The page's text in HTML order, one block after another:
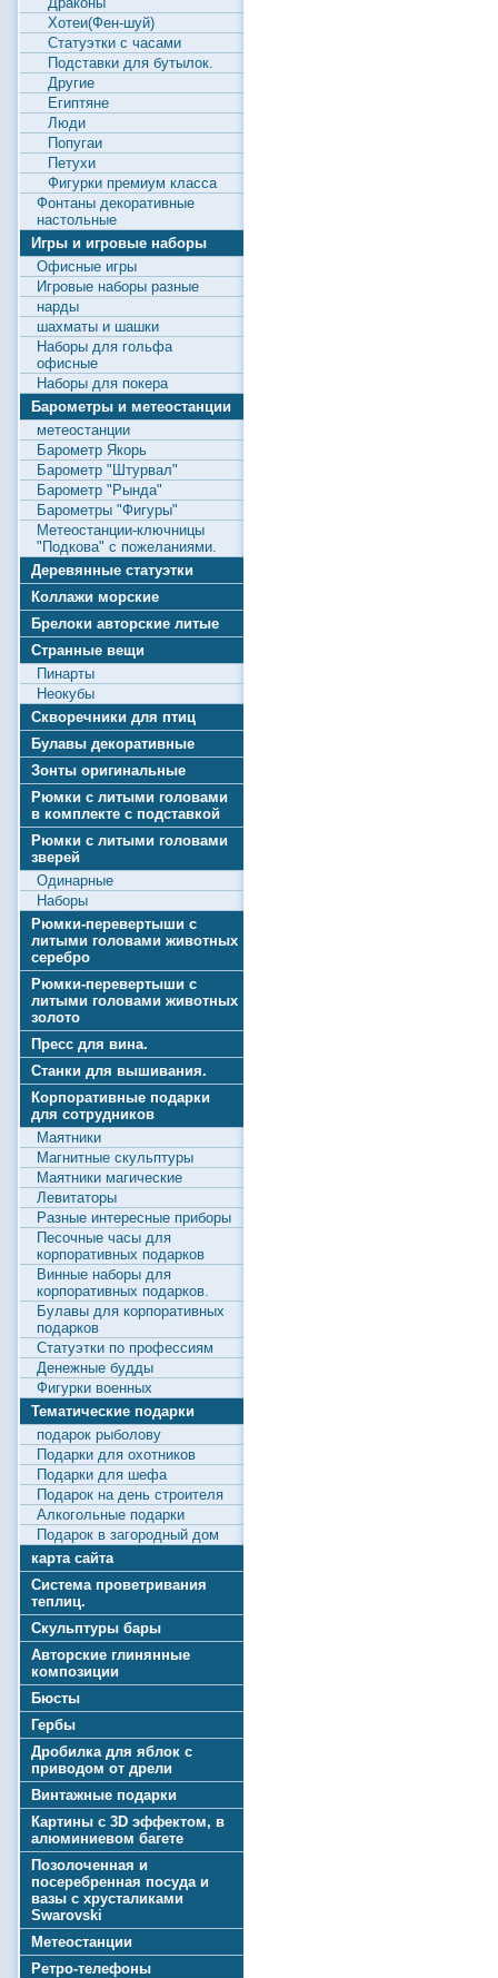
Хотеи(Фен-шуй)
Статуэтки с часами
Подставки для бутылок.
Другие
Египтяне
Люди
Попугаи
Петухи
Фигурки премиум класса
Фонтаны декоративные
настольные
Игры и игровые наборы
Офисные игры
Игровые наборы разные
нарды
шахматы и шашки
Наборы для гольфа
офисные
Наборы для покера
Барометры и метеостанции
метеостанции
Барометр Якорь
Барометр "Штурвал"
Барометр "Рында"
Барометры "Фигуры"
Метеостанции-ключницы
"Подкова" с пожеланиями.
Деревянные статуэтки
Коллажи морские
Брелоки авторские литые
Странные вещи
Пинарты
Неокубы
Скворечники для птиц
Булавы декоративные
Зонты оригинальные
Рюмки с литыми головами
в комплекте с подставкой
Рюмки с литыми головами
зверей
Одинарные
Наборы
Рюмки-перевертыши с
литыми головами животных
серебро
Рюмки-перевертыши с
литыми головами животных
золото
Пресс для вина.
Станки для вышивания.
Корпоративные подарки
для сотрудников
Маятники
Магнитные скульптуры
Маятники магические
Левитаторы
Разные интересные приборы
Песочные часы для
корпоративных подарков
Винные наборы для
корпоративных подарков.
Булавы для корпоративных
подарков
Статуэтки по профессиям
Денежные будды
Фигурки военных
Тематические подарки
подарок рыболову
Подарки для охотников
Подарки для шефа
Подарок на день строителя
Алкогольные подарки
Подарок в загородный дом
карта сайта
Система проветривания
теплиц.
Скульптуры бары
Авторские глинянные
композиции
Бюсты
Гербы
Дробилка для яблок с
приводом от дрели
Винтажные подарки
Картины с 3D эффектом, в
алюминиевом багете
Позолоченная и
посеребренная посуда и
вазы с хрусталиками
Swarovski
Метеостанции
Ретро-телефоны